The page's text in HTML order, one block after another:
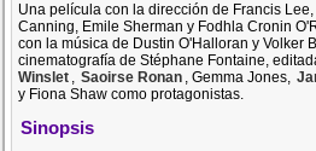
Una película con la dirección de Francis
Canning, Emile Sherman y Fodhla Cronin
con la música de Dustin O'Halloran y Volker
cinematografía de Stéphane Fontaine,
Winslet , Saoirse Ronan , Gemma Jones,
y Fiona Shaw como protagonistas.
Sinopsis